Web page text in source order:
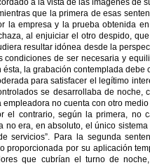
a la vista de las imágenes de
que la primera de esas
la empresa y la prueba obtenida
al enjuiciar el otro despido,
resultar idónea desde la
condiciones de ser necesaria y
ésta, la grabación contemplada
para satisfacer el legítimo
se desarrollaba de noche,
empleadora no cuenta con otro
el contrario, según la primera, no
no era, en absoluto, el único
servicios”. Para la segunda
proporcionada por su aplicación
que cubrían el turno de